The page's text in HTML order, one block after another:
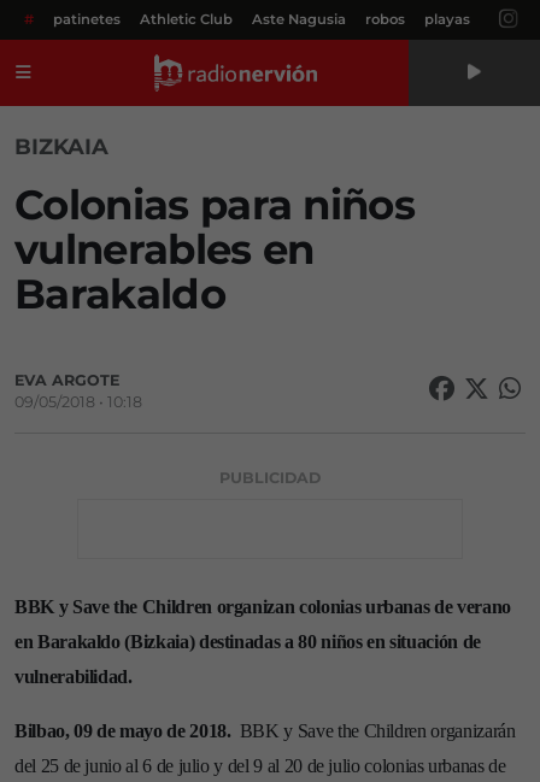
# patinetes Athletic Club Aste Nagusia robos playas
BIZKAIA
Colonias para niños
vulnerables en
Barakaldo
EVA ARGOTE
09/05/2018 • 10:18
PUBLICIDAD
BBK y Save the Children organizan colonias urbanas de verano
en Barakaldo (Bizkaia) destinadas a 80 niños en situación de
vulnerabilidad.
Bilbao, 09 de mayo de 2018. BBK y Save the Children organizarán
del 25 de junio al 6 de julio y del 9 al 20 de julio colonias urbanas de